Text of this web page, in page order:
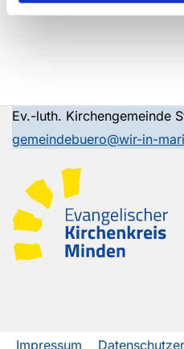
Ev.-luth.
gemeindebuero@wir-in-
Impressum